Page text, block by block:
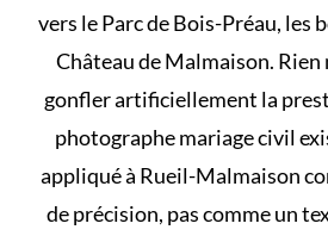
vers le Parc de Bois-Préau, les
Château de Malmaison. Rien
gonfler artificiellement la
photographe mariage civil
appliqué à Rueil-Malmaison
de précision, pas comme un